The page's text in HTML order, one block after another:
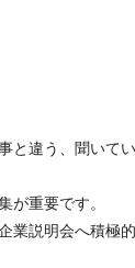
違う、聞いて
が重要です。
説明会へ積極